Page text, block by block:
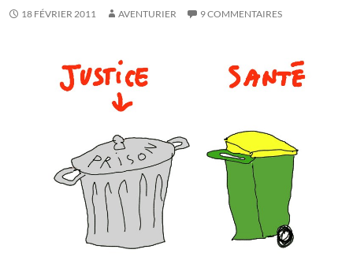
18 FÉVRIER 2011 AVENTURIER 9 COMMENTAIRES